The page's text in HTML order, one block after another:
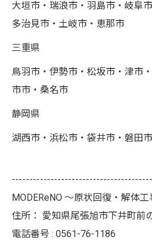
大垣市・瑞浪市・羽島市・岐阜
多治見市・土岐市・恵那市
三重県
鳥羽市・伊勢市・松坂市・津市
市市・桑名市
静岡県
湖西市・浜松市・袋井市・磐田
MODEReNO ～原状回復・解体
住所： 愛知県尾張旭市下井町前
電話番号 : 0561-76-1186